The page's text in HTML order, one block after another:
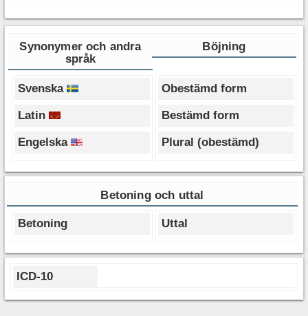
Synonymer och andra
språk
Böjning
Svenska
Latin
Engelska
Obestämd form
Bestämd form
Plural (obestämd)
Betoning och uttal
Betoning Uttal
ICD-10